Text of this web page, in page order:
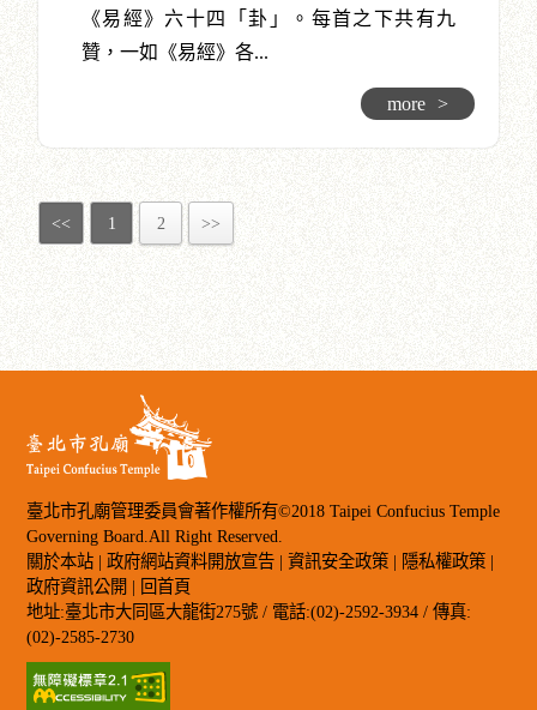
《易經》六十四「卦」。每首之下共有九
贊，一如《易經》各...
more >
<< 1 2 >>
臺北市孔廟管理委員會著作權所有©2018 Taipei Confucius Temple
Governing Board.All Right Reserved.
關於本站 |政府網站資料開放宣告 |資訊安全政策 | 隱私權政策 |
政府資訊公開 | 回首頁
地址:臺北市大同區大龍街275號 / 電話:(02)-2592-3934 / 傳真:
(02)-2585-2730